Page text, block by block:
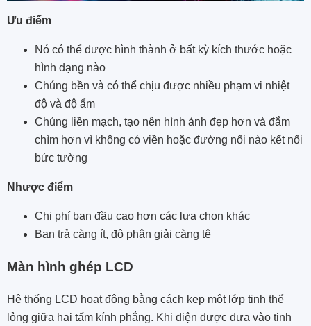
Ưu điểm
Nó có thể được hình thành ở bất kỳ kích thước hoặc
hình dạng nào
Chúng bền và có thể chịu được nhiều phạm vi nhiệt
độ và độ ẩm
Chúng liền mạch, tạo nên hình ảnh đẹp hơn và đắm
chìm hơn vì không có viền hoặc đường nối nào kết nối
bức tường
Nhược điểm
Chi phí ban đầu cao hơn các lựa chọn khác
Bạn trả càng ít, độ phân giải càng tệ
Màn hình ghép LCD
Hệ thống LCD hoạt động bằng cách kẹp một lớp tinh thể
lỏng giữa hai tấm kính phẳng. Khi điện được đưa vào tinh